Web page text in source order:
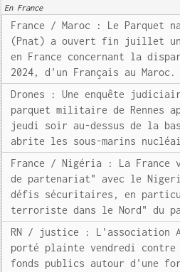
En France
France / Maroc : Le Parquet
(Pnat) a ouvert fin juillet
en France concernant la
2024, d'un Français au Maroc.
Drones : Une enquête
parquet militaire de Rennes
jeudi soir au-dessus de la
abrite les sous-marins
France / Nigéria : La France
de partenariat" avec le
défis sécuritaires, en
terroriste dans le Nord" du
RN / justice : L'association
porté plainte vendredi contre
fonds publics autour d'une